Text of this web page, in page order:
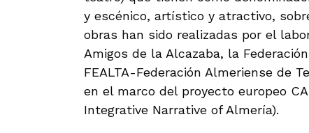
y escénico, artístico y atractivo,
obras han sido realizadas por el
Amigos de la Alcazaba, la
FEALTA-Federación Almeriense de
en el marco del proyecto europeo
Integrative Narrative of Almería).